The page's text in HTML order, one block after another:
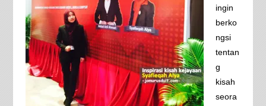
ingin
berko
ngsi
tentan
g
kisah
seora